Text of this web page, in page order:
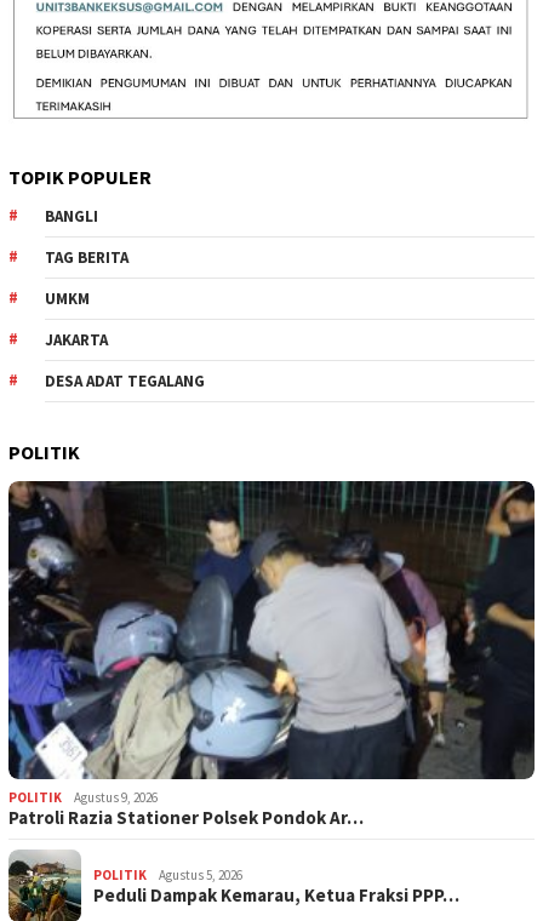
TOPIK POPULER
BANGLI
TAG BERITA
UMKM
JAKARTA
DESA ADAT TEGALANG
POLITIK
POLITIK Agustus 9, 2026
Patroli Razia Stationer Polsek Pondok Ar…
POLITIK Agustus 5, 2026
‎Peduli Dampak Kemarau, Ketua Fraksi PPP…